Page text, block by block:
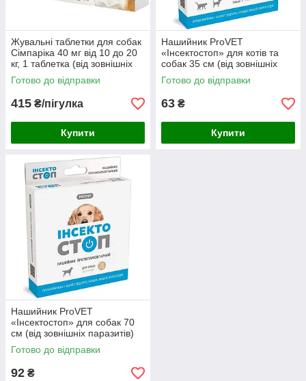
Жувальні таблетки для собак
Сімпаріка 40 мг від 10 до 20
кг, 1 таблетка (від зовнішніх
паразитів)
Готово до відправки
415 ₴/пігулка
Купити
Нашийник ProVET
«Інсектостоп» для котів та
собак 35 см (від зовнішніх
паразитів)
Готово до відправки
63 ₴
Купити
Нашийник ProVET
«Інсектостоп» для собак 70
см (від зовнішніх паразитів)
Готово до відправки
92 ₴